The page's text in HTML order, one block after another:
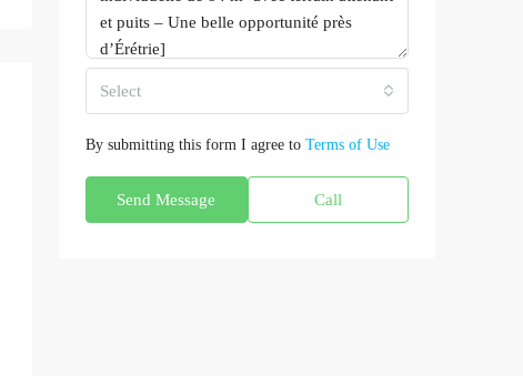
Select
By submitting this form I agree to Terms of Use
Send Message Call